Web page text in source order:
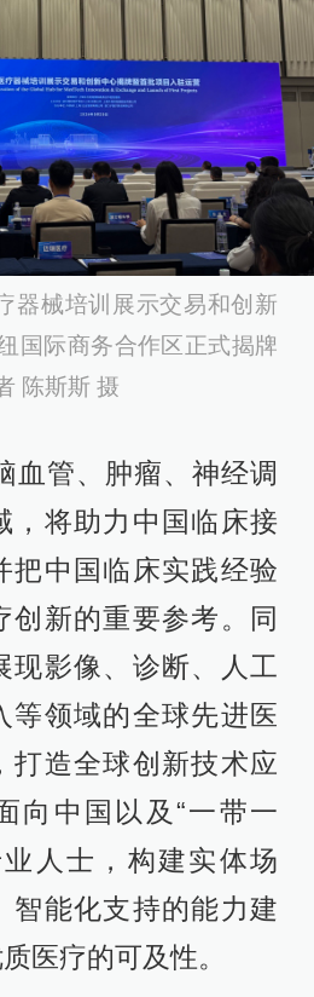
器械培训展示交易和创新
国际商务合作区正式揭牌
陈斯斯 摄
血管、肿瘤、神经调
，将助力中国临床接
把中国临床实践经验
创新的重要参考。同
现影像、诊断、人工
等领域的全球先进医
打造全球创新技术应
向中国以及“一带一
人士，构建实体场
智能化支持的能力建
医疗的可及性。